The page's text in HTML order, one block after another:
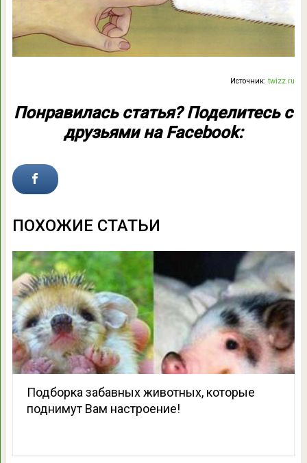
Источник:twizz.ru
Понравилась статья? Поделитесь с
друзьями на Facebook:
ПОХОЖИЕ СТАТЬИ
Подборка забавных животных, которые
поднимут Вам настроение!